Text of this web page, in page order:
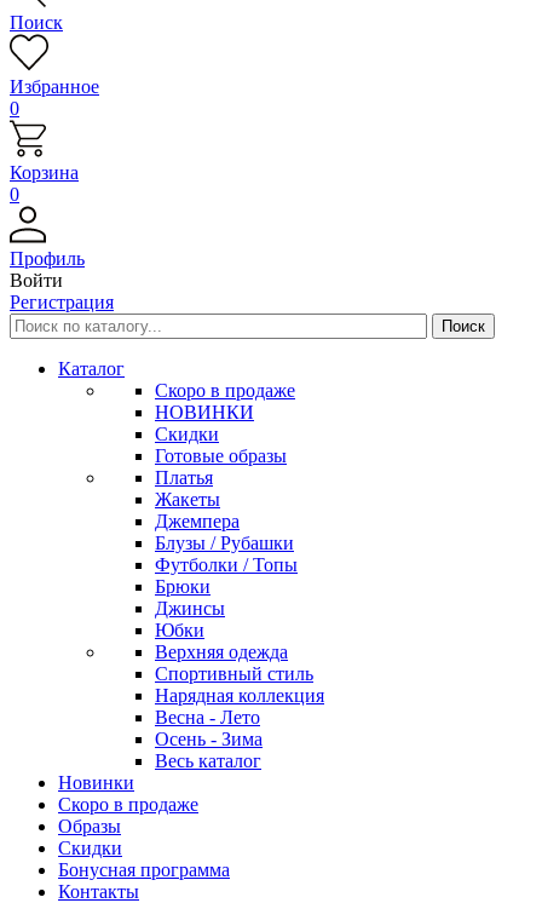
Поиск
Избранное
0
Корзина
0
Профиль
Войти
Регистрация
Каталог
Скоро в продаже
НОВИНКИ
Скидки
Готовые образы
Платья
Жакеты
Джемпера
Блузы / Рубашки
Футболки / Топы
Брюки
Джинсы
Юбки
Верхняя одежда
Спортивный стиль
Нарядная коллекция
Весна - Лето
Осень - Зима
Весь каталог
Новинки
Скоро в продаже
Образы
Скидки
Бонусная программа
Контакты